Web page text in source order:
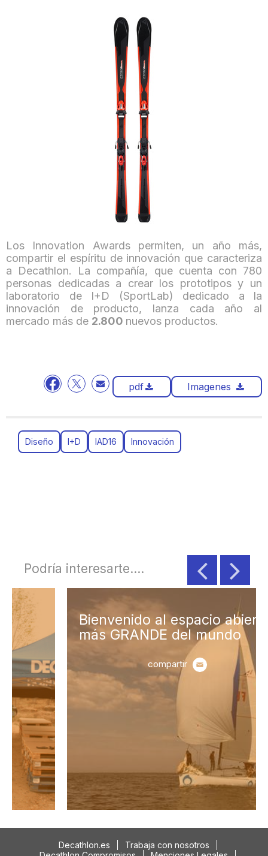
Los Innovation Awards permiten, un año más,
compartir el espíritu de innovación que caracteriza
a Decathlon. La compañía, que cuenta con 780
personas dedicadas a crear los prototipos y un
laboratorio de I+D (SportLab) dedicado a la
innovación de producto, lanza cada año al
mercado más de 2.800 nuevos productos.
pdf Imagenes
Diseño I+D IAD16 Innovación
Podría interesarte....
Bienvenido al espacio abierto
más GRANDE del mundo
compartir
Decathlon.es
Trabaja con nosotros